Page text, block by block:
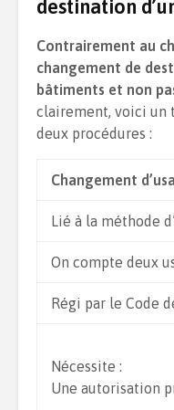
destination
Contrairement au
changement de
bâtiments et non
clairement, voici un
deux procédures :
Changement
Lié à la méthode
On compte deux
Régi par le Code
Nécessite :
Une autorisation